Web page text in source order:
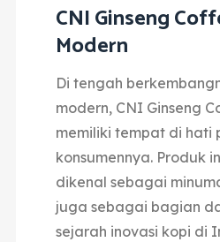
CNI Ginseng
Modern
Di tengah
modern, CNI Ginseng
memiliki tempat di hati
konsumennya. Produk
dikenal sebagai
juga sebagai bagian
sejarah inovasi kopi di